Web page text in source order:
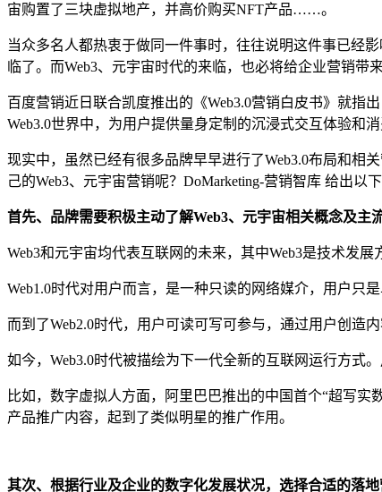
宙购置了三块虚拟地产，并高价购买NFT产品……。
当众多名人都热衷于做同一件事时，往往说明这件事已经
临了。而Web3、元宇宙时代的来临，也必将给企业营销带
百度营销近日联合凯度推出的《Web3.0营销白皮书》就指
Web3.0世界中，为用户提供量身定制的沉浸式交互体验和
现实中，虽然已经有很多品牌早早进行了Web3.0布局和相
己的Web3、元宇宙营销呢？DoMarketing-营销智库 给出以
首先、品牌需要积极主动了解Web3、元宇宙相关概念及主
Web3和元宇宙均代表互联网的未来，其中Web3是技术发
Web1.0时代对用户而言，是一种只读的网络媒介，用户只
而到了Web2.0时代，用户可读可写可参与，通过用户创造
如今，Web3.0时代被描绘为下一代全新的互联网运行方式
比如，数字虚拟人方面，阿里巴巴推出的中国首个“超写
产品推广内容，起到了类似明星的推广作用。
其次、根据行业及企业的数字化发展状况，选择合适的落地